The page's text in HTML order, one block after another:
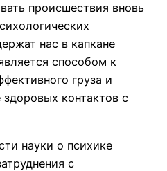
происшествия вновь
нас в капкане
способом к
груза и
контактов с
науки о психике
с